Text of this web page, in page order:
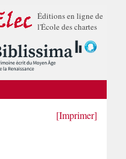
Éditions en ligne de
l'École des chartes
[Imprimer]